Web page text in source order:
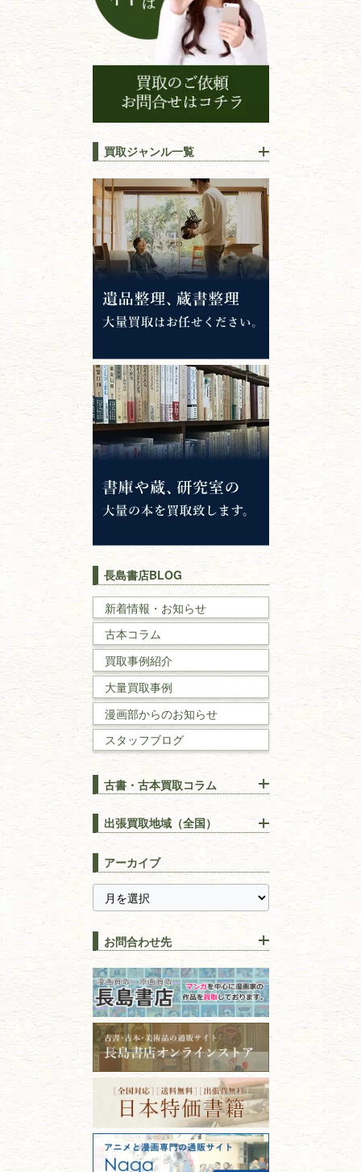
買取ジャンル一覧
江戸時代の書物
唐本・漢籍・
中国書物・朝鮮本
錦絵・浮世絵・版画・刷り物
専門書・ 学術書
哲学書・思想書
心理学・倫理学
仏教書
神道・神社仏閣
イスラム教
キリスト教
戦記・戦史
国文学・
理工書
数学書・物理学書
建築書
漢方・鍼灸・東洋医学
易学・占い
スピリチュアル・
全集・
趣味・教養
書道
拓本・法帖・碑帖
篆刻・印譜
書道具
美術書・アート本・
デザイン本
カメラ・撮影術
長島書店BLOG
新着情報・お知らせ
古本コラム
買取事例紹介
大量買取事例
漫画部からのお知らせ
スタッフブログ
古書・古本買取コラム
りOK！効率的に売る方法
宅配買取は古本を送るだけ！
長島書店の便利な買取サービ
ス
【持ち込み買取】店頭で簡単
に古本を売るメリットとは？
上手な売り方のコツを解説
古本の保管方法と劣化する原
因！適切な管理で長持ちさせ
るコツ
古本は汚れていると買取でき
ない？適切な保管方法とクリ
ーニング！
ISBNコードとは？書籍の識別
番号の意味と役割を解説
価値ある古書を売るポイント
と注意点
出張買取地域（全国）
東京都
千葉県
神奈川県
静岡県
山梨県
新潟県
長野県
愛知県
石川県
福井県
福島県
富山県
青森県
岩手県
宮城県
秋田県
山形県
岐阜県
三重県
滋賀県
京都府
大阪府
アーカイブ
お問合わせ先
古本買取専門店 長島書店
フリーダイヤル：0120-414-548
電話：03-3512-8115
FAX：03-3512-8116
古物商許可：東京都公安委員会 第
301028901712号
古物商名称：有限会社長島書店